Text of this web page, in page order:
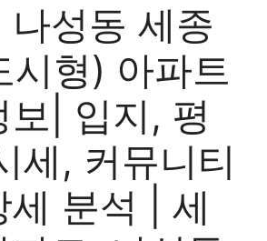
나성동 세종
시형) 아파트
보| 입지, 평
세, 커뮤니티
세 분석 | 세